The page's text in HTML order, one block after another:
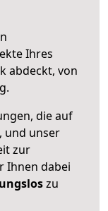
Ihres
abdeckt, von
die auf
und unser
zur
Ihnen dabei
zu